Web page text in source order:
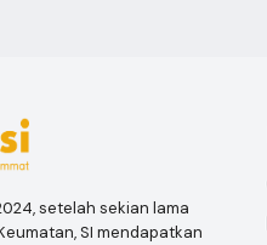
setelah sekian lama
SI mendapatkan